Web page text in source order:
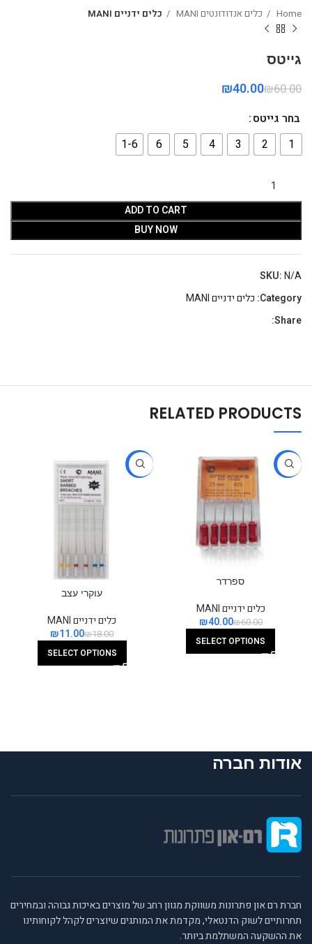
Home כלים אנדודונטים MANI כלים ידניים MANI
גייטס
₪60.00
₪40.00
בחר גייטס
1
2
3
4
5
6
1-6
ADD TO CART
BUY NOW
SKU:N/A
Category: כלים ידניים MANI
Share:
RELATED PRODUCTS
-33%
ספרדר
כלים ידניים MANI
₪60.00
₪40.00
SELECT OPTIONS
-39%
עוקרי עצב
כלים ידניים MANI
₪18.00
₪11.00
SELECT OPTIONS
אודות חברה
חברת רם און פתרונות משווקת מגוון רחב של מוצרים באיכות גבוהה ובמחירים
תחרותיים לשוק הדנטאלי, מקדמת את המותגים שיוצרים לקהל לקוחותינו
את ההשקעה המשתלמת ביותר.